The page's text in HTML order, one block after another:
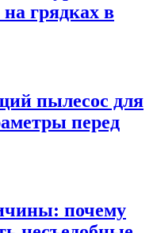
грядках в
пылесос для
перед
почему